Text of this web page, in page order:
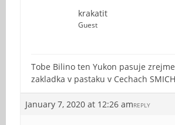
krakatit
Guest
Tobe Bilino ten Yukon pasuje
zakladka v pastaku v Cechach
January 7, 2020 at 12:26 amREPLY